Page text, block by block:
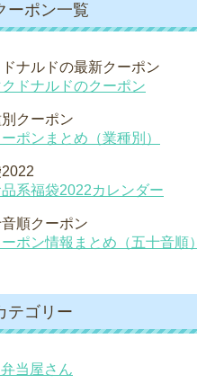
ーポン一覧
ナルドの最新クーポン
クドナルドのクーポン
クーポン
ーポンまとめ（業種別）
系福袋2022カレンダー
順クーポン
ーポン情報まとめ（五十音順）
テゴリー
当屋さん